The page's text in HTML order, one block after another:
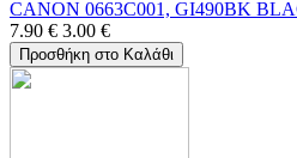
CANON 0663C001, GI490BK
7.90 € 3.00 €
Προσθήκη στο Καλάθι